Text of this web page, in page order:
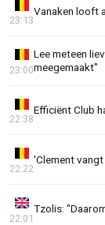
Vanaken looft
23:13
Lee meteen
meegemaakt"
23:00
Efficiënt Club
22:38
'Clement
22:22
Tzolis:
22:01